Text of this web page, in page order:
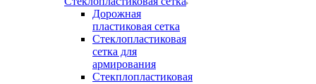
Дорожная
пластиковая сетка
Стеклопластиковая
сетка для
армирования
Стекплопластиковая